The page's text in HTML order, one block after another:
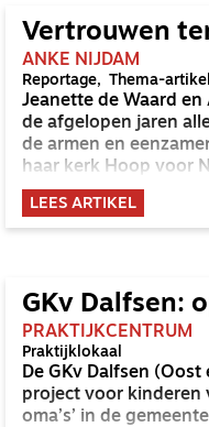
Vertrouwen
ANKE NIJDAM
Reportage Thema-
Jeanette de Waard
de afgelopen jaren
de armen en
haar kerk Hoop voor
elke dinsdagavond de
een heerlijke
op door een
LEES ARTIKEL
GKv Dalfsen:
PRAKTIJKCENTRUM
Praktijklokaal
De GKv Dalfsen
project voor kinderen
oma’s’ in de